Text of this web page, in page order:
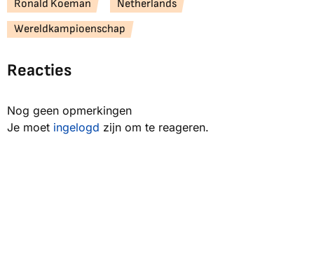
Ronald Koeman
Netherlands
Wereldkampioenschap
Reacties
Nog geen opmerkingen
Je moet ingelogd zijn om te reageren.